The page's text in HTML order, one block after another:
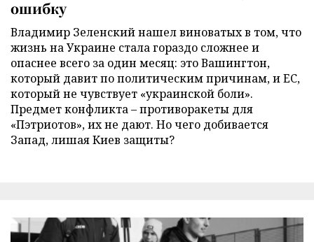
ошибку
Владимир Зеленский нашел виноватых в том, что
жизнь на Украине стала гораздо сложнее и
опаснее всего за один месяц: это Вашингтон,
который давит по политическим причинам, и ЕС,
который не чувствует «украинской боли».
Предмет конфликта – противоракеты для
«Пэтриотов», их не дают. Но чего добивается
Запад, лишая Киев защиты?